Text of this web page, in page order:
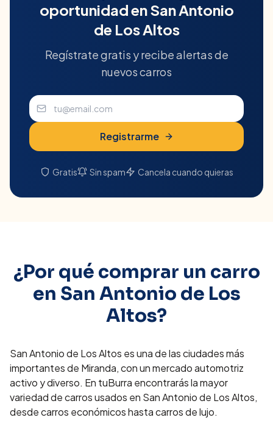
oportunidad enSan Antonio
de Los Altos
Regístrate gratis y recibe alertas de
nuevos carros
Registrarme
Gratis Sin spam Cancela cuando quieras
¿Por qué comprar un carro
en San Antonio de Los
Altos?
San Antonio de Los Altos es una de las ciudades más
importantes de Miranda, con un mercado automotriz
activo y diverso. En tuBurra encontrarás la mayor
variedad de carros usados en San Antonio de Los Altos,
desde carros económicos hasta carros de lujo.